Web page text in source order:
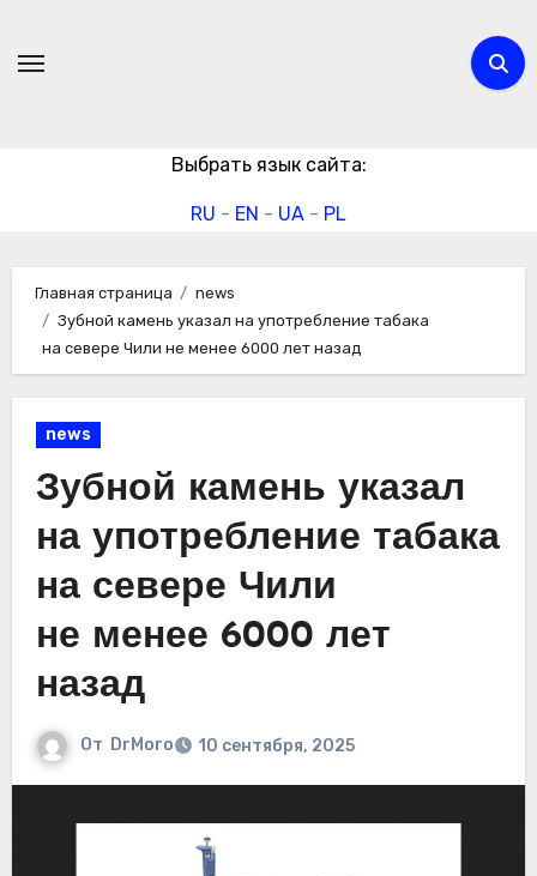
Выбрать язык сайта:
RU - EN - UA - PL
Главная страница
news
Зубной камень указал на употребление табака
на севере Чили не менее 6000 лет назад
news
Зубной камень указал
на употребление табака
на севере Чили
не менее 6000 лет
назад
От DrMoro 10 сентября, 2025